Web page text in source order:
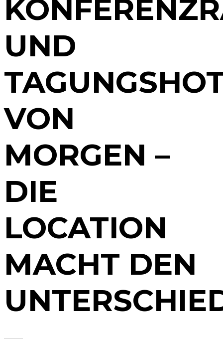
UND
VON
MORGEN –
DIE
LOCATION
MACHT DEN